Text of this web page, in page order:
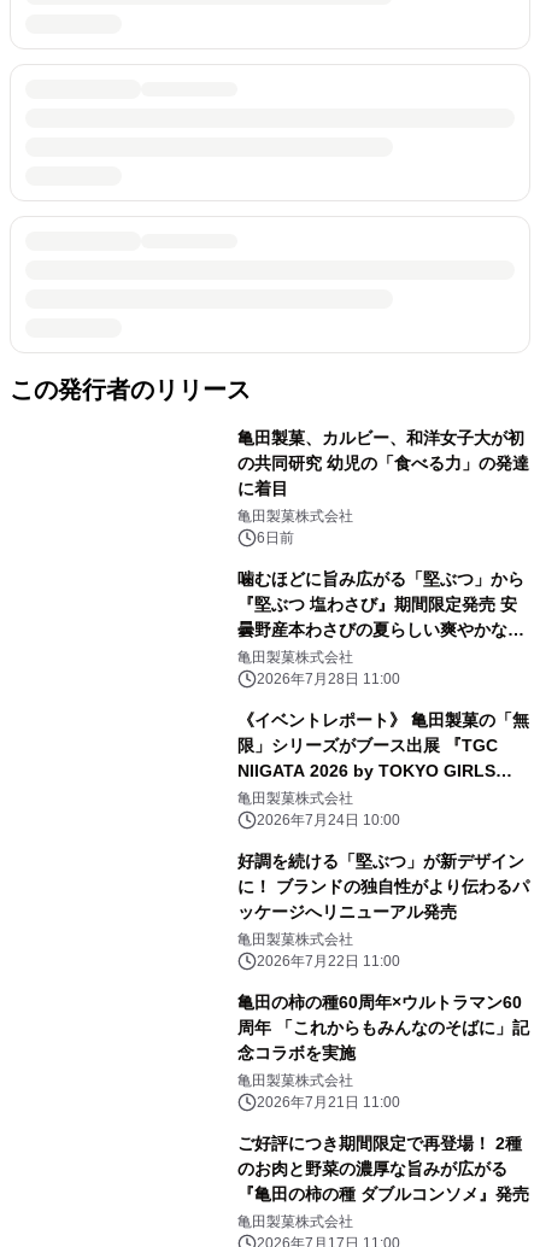
この発行者のリリース
亀田製菓、カルビー、和洋女子大が初
の共同研究 幼児の「食べる力」の発達
に着目
亀田製菓株式会社
6日前
噛むほどに旨み広がる「堅ぶつ」から
『堅ぶつ 塩わさび』期間限定発売 安
曇野産本わさびの夏らしい爽やかな風
味が楽しめる
亀田製菓株式会社
2026年7月28日 11:00
《イベントレポート》 亀田製菓の「無
限」シリーズがブース出展 『TGC
NIIGATA 2026 by TOKYO GIRLS
COLLECTION』
亀田製菓株式会社
2026年7月24日 10:00
好調を続ける「堅ぶつ」が新デザイン
に！ ブランドの独自性がより伝わるパ
ッケージへリニューアル発売
亀田製菓株式会社
2026年7月22日 11:00
亀田の柿の種60周年×ウルトラマン60
周年 「これからもみんなのそばに」記
念コラボを実施
亀田製菓株式会社
2026年7月21日 11:00
ご好評につき期間限定で再登場！ 2種
のお肉と野菜の濃厚な旨みが広がる
『亀田の柿の種 ダブルコンソメ』発売
亀田製菓株式会社
2026年7月17日 11:00